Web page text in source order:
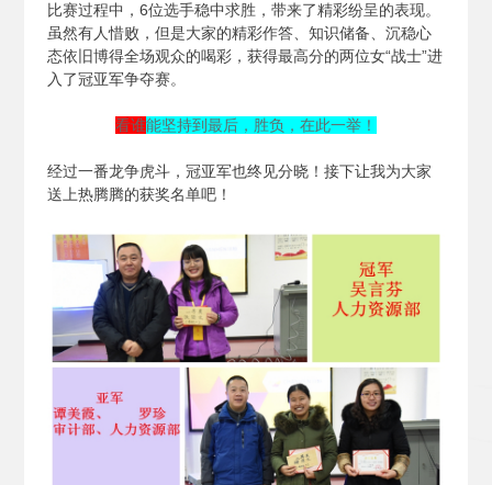
比赛过程中，6位选手稳中求胜，带来了精彩纷呈的表现。
虽然有人惜败，但是大家的精彩作答、知识储备、沉稳心
态依旧博得全场观众的喝彩，获得最高分的两位女“战士”进
入了冠亚军争夺赛。
看谁能坚持到最后，胜负，在此一举！
经过一番龙争虎斗，冠亚军也终见分晓！接下让我为大家
送上热腾腾的获奖名单吧！